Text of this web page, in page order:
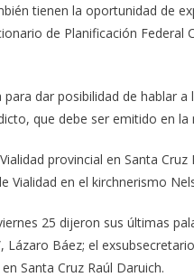
tienen la oportunidad de
de Planificación Federal
dar posibilidad de hablar
que debe ser emitido en
provincial en Santa Cruz
Vialidad en el kirchnerismo
25 dijeron sus últimas
Lázaro Báez; el
Santa Cruz Raúl Daruich.